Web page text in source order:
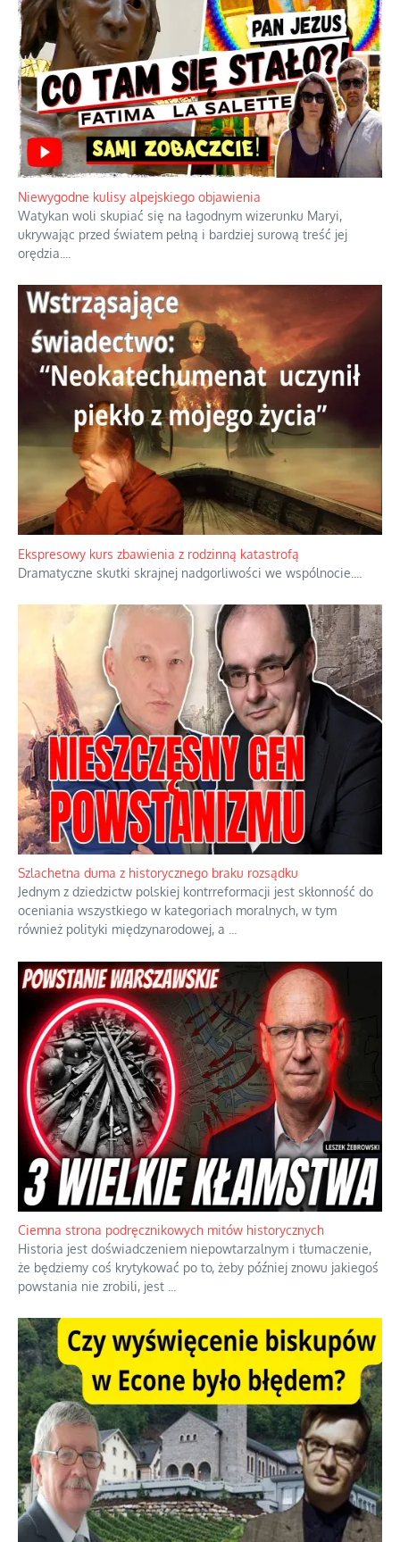
Niewygodne kulisy alpejskiego objawienia
Watykan woli skupiać się na łagodnym wizerunku Maryi,
ukrywając przed światem pełną i bardziej surową treść jej
orędzia.
Ekspresowy kurs zbawienia z rodzinną katastrofą
Dramatyczne skutki skrajnej nadgorliwości we wspólnocie.
Szlachetna duma z historycznego braku rozsądku
Jednym z dziedzictw polskiej kontrreformacji jest skłonność do
oceniania wszystkiego w kategoriach moralnych, w tym
również polityki międzynarodowej, a
Ciemna strona podręcznikowych mitów historycznych
Historia jest doświadczeniem niepowtarzalnym i tłumaczenie,
że będziemy coś krytykować po to, żeby później znowu jakiegoś
powstania nie zrobili, jest